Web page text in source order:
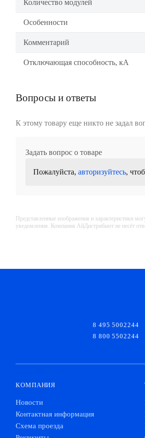
Количество модулей
Особенности
Комментарий
Отключающая способность, кА
Вопросы и ответы
К этому товару еще никто не задал
Задать вопрос о товаре
Пожалуйста, авторизуйтесь,
Представленные изображения и характеристики
уведомления. Компания АйДистрибьют не несёт
8 495 5002244
8 800 5502244
КОМПАНИЯ
Новости
Контактная информация
Схема проезда